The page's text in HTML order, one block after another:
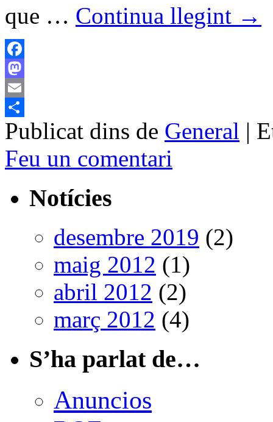
que … Continua llegint →
Facebook
Mastodon
Email
Comparteix
Publicat dins de General |
Feu un comentari
Notícies
desembre 2019 (2)
maig 2012 (1)
abril 2012 (2)
març 2012 (4)
S’ha parlat de…
Anuncios